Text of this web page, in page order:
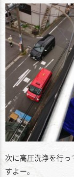
次に高圧洗浄を行
すよー。